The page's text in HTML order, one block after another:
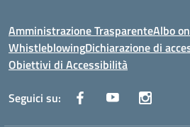
Amministrazione TrasparenteAlbo
WhistleblowingDichiarazione di
Obiettivi di Accessibilità
Seguici su: